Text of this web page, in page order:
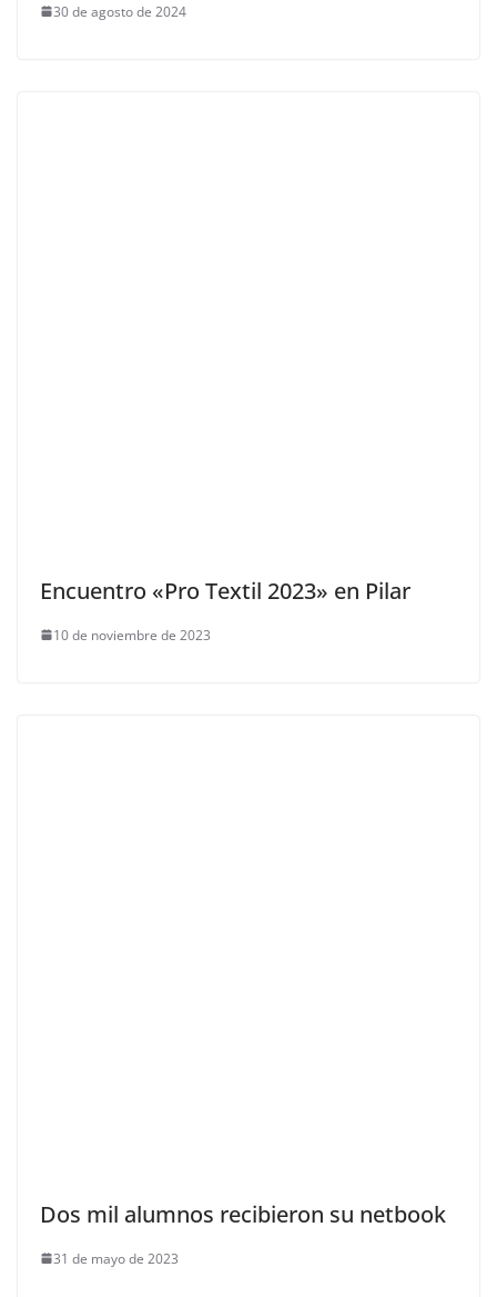
30 de agosto de 2024
Encuentro «Pro Textil 2023» en Pilar
10 de noviembre de 2023
Dos mil alumnos recibieron su netbook
31 de mayo de 2023